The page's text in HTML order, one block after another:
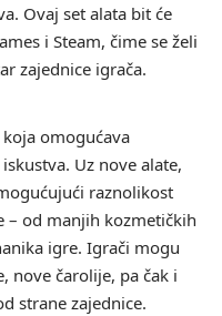
Ovaj set alata bit će
i Steam, čime se želi
zajednice igrača.
omogućava
Uz nove alate,
raznolikost
– od manjih kozmetičkih
igre. Igrači mogu
nove čarolije, pa čak i
strane zajednice.